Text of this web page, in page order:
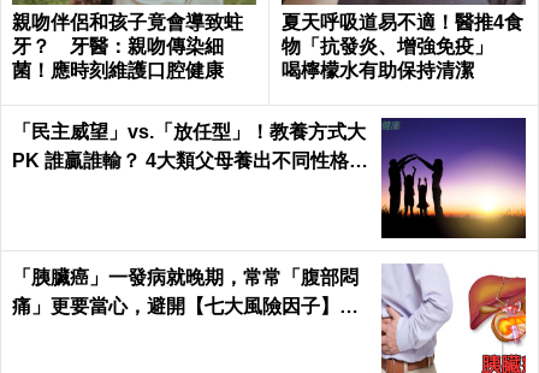
親吻伴侶和孩子竟會導致蛀
牙？ 牙醫：親吻傳染細
菌！應時刻維護口腔健康
夏天呼吸道易不適！醫推4食
物「抗發炎、增強免疫」
喝檸檬水有助保持清潔
「民主威望」vs.「放任型」！教養方式大
PK 誰贏誰輸？ 4大類父母養出不同性格的
「胰臟癌」一發病就晚期，常常「腹部悶
痛」更要當心，避開【七大風險因子】守